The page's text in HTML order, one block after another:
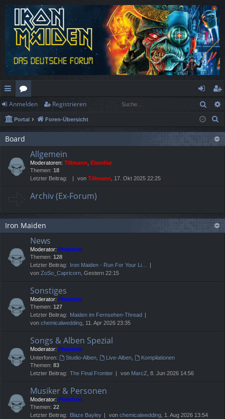
ch
ne
llz
rif
f
or
en
n
m
eg
ist
rie
Anmelden Registrieren
Portal Foren-Übersicht
Board
Allgemein
Moderatoren: Tillmann Elandiar
Themen: 18
Letzter Beitrag:
von Tillmann , 17. Okt 2025 22:25
Archiv (Ex-Forum)
Iron Maiden
News
Moderator: Phantom
Themen: 128
Letzter Beitrag: Iron Maiden - Run For Your Li…
von ZoSo_Capricorn , Gestern 22:15
Sonstiges
Moderator: Phantom
Themen: 127
Letzter Beitrag: Maiden im Fernsehen-Thread
von chemicalwedding , 11. Apr 2026 23:35
Songs & Alben Spezial
Moderator: Phantom
Unterforen:
Studio-Alben, Live-Alben,
Kompilationen
Themen: 83
Letzter Beitrag: The Final Frontier von MarcZ , 8. Jun 2026 14:56
Musiker & Personen
Moderator: Phantom
Themen: 22
Letzter Beitrag: Blaze Bayley von chemicalwedding , 1. Aug 2026 13:54